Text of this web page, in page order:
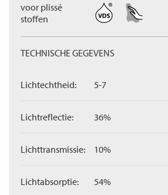
voor plissé
stoffen
TECHNISCHE GEGEVENS
Lichtechtheid: 5-7
Lichtreflectie: 36%
Lichttransmissie: 10%
Lichtabsorptie: 54%